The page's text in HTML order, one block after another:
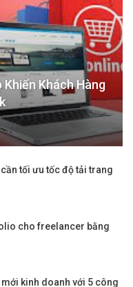
Khiến Khách Hàng
tối ưu tốc độ tải trang
cho freelancer bằng
mới kinh doanh với 5 công